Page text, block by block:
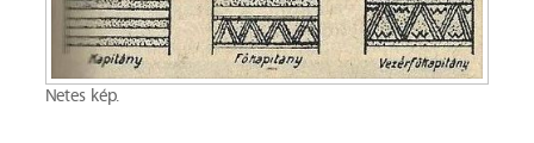
Netes kép.